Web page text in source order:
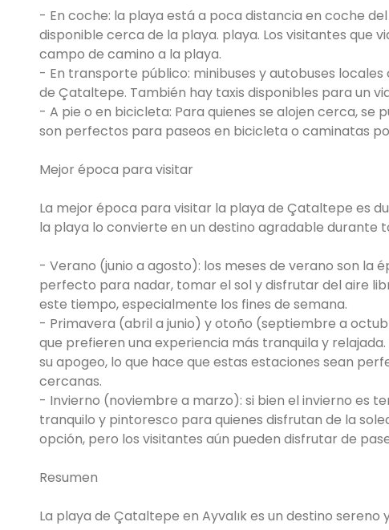
- En coche: la playa está a poca distancia en coche
disponible cerca de la playa. playa. Los visitantes que
campo de camino a la playa.
- En transporte público: minibuses y autobuses
de Çataltepe. También hay taxis disponibles para un
- A pie o en bicicleta: Para quienes se alojen cerca,
son perfectos para paseos en bicicleta o caminatas
Mejor época para visitar
La mejor época para visitar la playa de Çataltepe es
la playa lo convierte en un destino agradable durante
- Verano (junio a agosto): los meses de verano son la
perfecto para nadar, tomar el sol y disfrutar del aire
este tiempo, especialmente los fines de semana.
- Primavera (abril a junio) y otoño (septiembre a
que prefieren una experiencia más tranquila y
su apogeo, lo que hace que estas estaciones sean
cercanas.
- Invierno (noviembre a marzo): si bien el invierno es
tranquilo y pintoresco para quienes disfrutan de la
opción, pero los visitantes aún pueden disfrutar de
Resumen
La playa de Çataltepe en Ayvalık es un destino